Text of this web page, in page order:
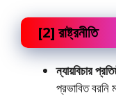
[2] রাষ্ট্রনীতি
ন্যায়বিচার
প্রভাবিত